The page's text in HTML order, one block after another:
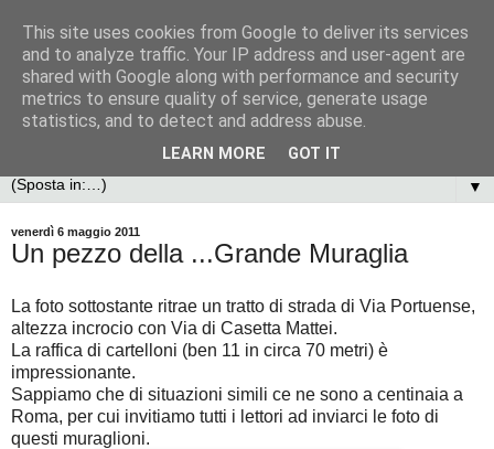
▼
venerdì 6 maggio 2011
Un pezzo della ...Grande Muraglia
La foto sottostante ritrae un tratto di strada di Via Portuense,
altezza incrocio con Via di Casetta Mattei.
La raffica di cartelloni (ben 11 in circa 70 metri) è
impressionante.
Sappiamo che di situazioni simili ce ne sono a centinaia a
Roma, per cui invitiamo tutti i lettori ad inviarci le foto di
questi muraglioni.
This site uses cookies from Google to deliver its services
and to analyze traffic. Your IP address and user-agent are
shared with Google along with performance and security
metrics to ensure quality of service, generate usage
statistics, and to detect and address abuse.
LEARN MORE GOT IT